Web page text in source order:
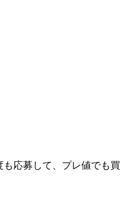
応募して、プレ値でも買